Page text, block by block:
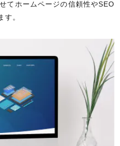
てホームページの信頼性やSEO
す。